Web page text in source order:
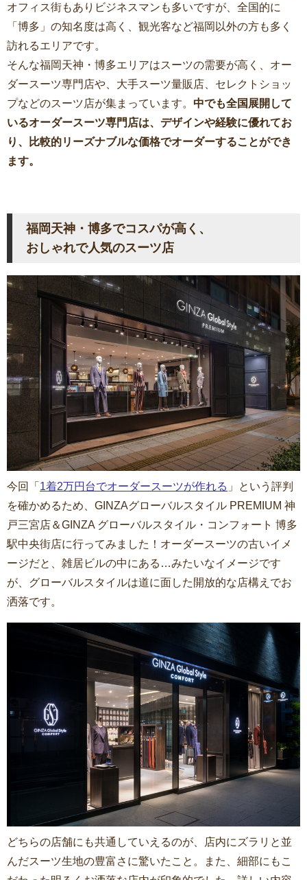
オフィス街もありビジネスマンも多いですが、全国的に
「博多」の知名度は高く、観光客など福岡以外の方も多く
訪れるエリアです。
そんな福岡天神・博多エリアはスーツの需要が高く、オー
ダースーツ専門店や、大手スーツ量販店、セレクトショッ
プなどのスーツ店が集まっています。 中でも全国展開して
いるオーダースーツ専門店は、デザインや経験に優れてお
り、比較的リーズナブルな価格でオーダーすることができ
ます。
福岡天神・博多でコスパが高く、
おしゃれで人気のスーツ店
今回「 1着2万円台でオーダースーツが作れる 」という評判
を確かめるため、GINZAグローバルスタイル PREMIUM 神
戸三宮店＆GINZA グローバルスタイル・コンフォート 博多
駅中央街店に行ってみました！オーダースーツの古いイメ
ージだと、雑居ビルの中にある…みたいなイメージです
が、グローバルスタイルは道に面した開放的な店構えでお
洒落です。
どちらの店舗にも共通していえるのが、店内にズラリと並
んだスーツ生地の豊富さに驚いたこと。また、細部にもこ